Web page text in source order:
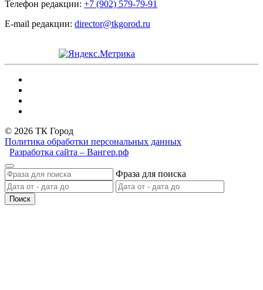
Телефон редакции: +7 (902) 579-79-91
E-mail редакции: director@tkgorod.ru
© 2026 ТК Город
Политика обработки персональных данных
Разработка сайта – Вангер.рф
Фраза для поиска
Поиск